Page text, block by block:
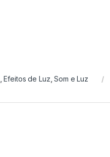
,Efeitos de Luz ,Som e Luz